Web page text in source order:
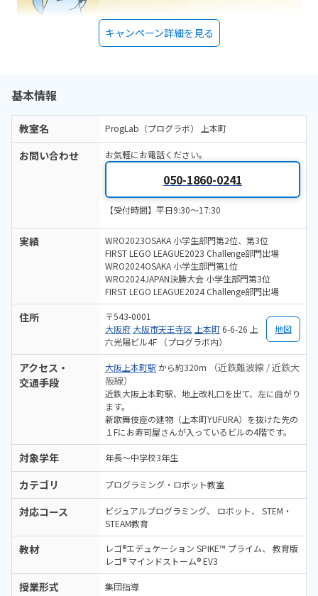
キャンペーン詳細を見る
基本情報
教室名 ProgLab（プログラボ） 上本町
お問い合わせ お気軽にお電話ください。
050-1860-0241
【受付時間】平日9:30～17:30
実績
WRO2023OSAKA 小学生部門第2位、第3位
FIRST LEGO LEAGUE2023 Challenge部門出場
WRO2024OSAKA 小学生部門第1位
WRO2024JAPAN決勝大会 小学生部門第3位
FIRST LEGO LEAGUE2024 Challenge部門出場
住所
〒543-0001
大阪府 大阪市天王寺区 上本町6-6-26 上
六光陽ビル4F （プログラボ内）
地図
アクセス・
交通手段
大阪上本町駅 から約320m
（近鉄難波線 / 近鉄大
阪線）
近鉄大阪上本町駅、地上改札口を出て、左に曲がり
ます。
新歌舞伎座の建物（上本町YUFURA）を抜けた先の
１Fにお寿司屋さんが入っているビルの4階です。
対象学年 年長～中学校3年生
カテゴリ プログラミング・ロボット教室
対応コース ビジュアルプログラミング ロボット
STEM・
STEAM教育
教材 レゴ®エデュケーション SPIKE™ プライム
教育版
レゴ® マインドストーム® EV3
授業形式 集団指導